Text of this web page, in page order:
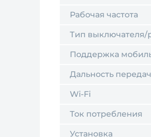
Рабочая частота
Тип выключателя/
Поддержка
Дальность
Wi-Fi
Ток потребления
Установка